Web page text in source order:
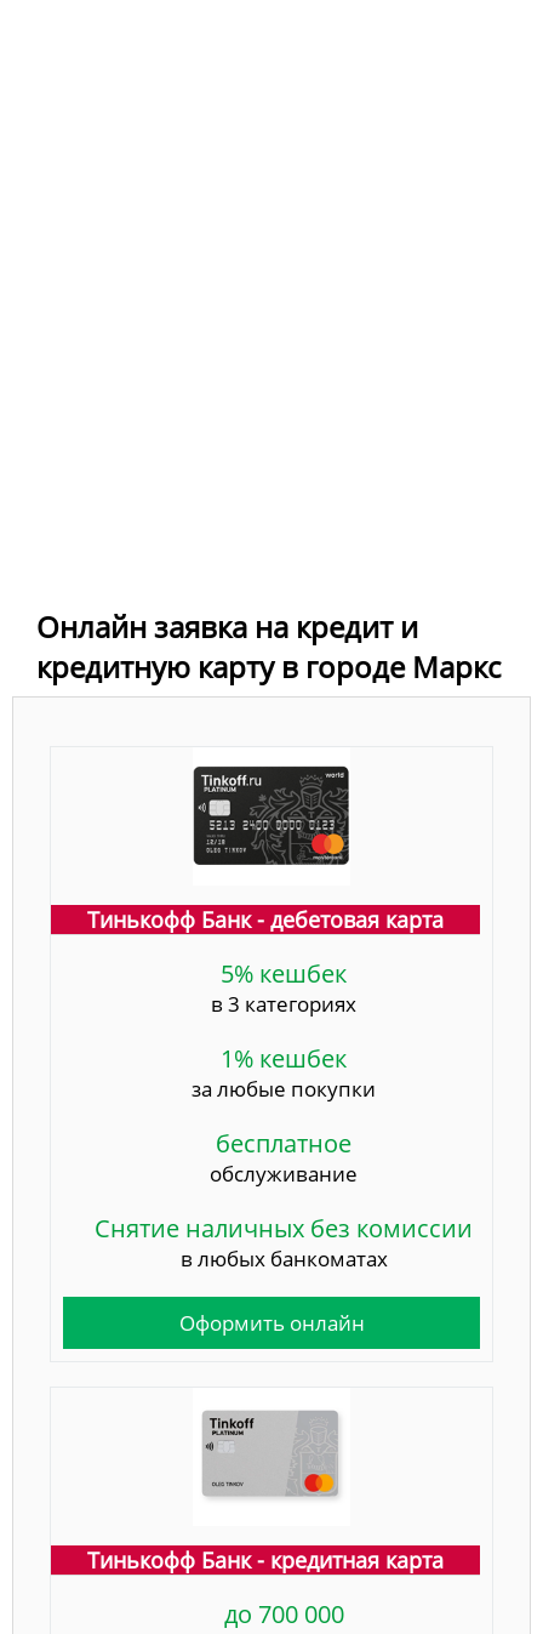
Онлайн заявка на кредит и
кредитную карту в городе Маркс
Тинькофф Банк - дебетовая карта
5% кешбек
в 3 категориях
1% кешбек
за любые покупки
бесплатное
обслуживание
Снятие наличных без комиссии
в любых банкоматах
Оформить онлайн
Тинькофф Банк - кредитная карта
до 700 000